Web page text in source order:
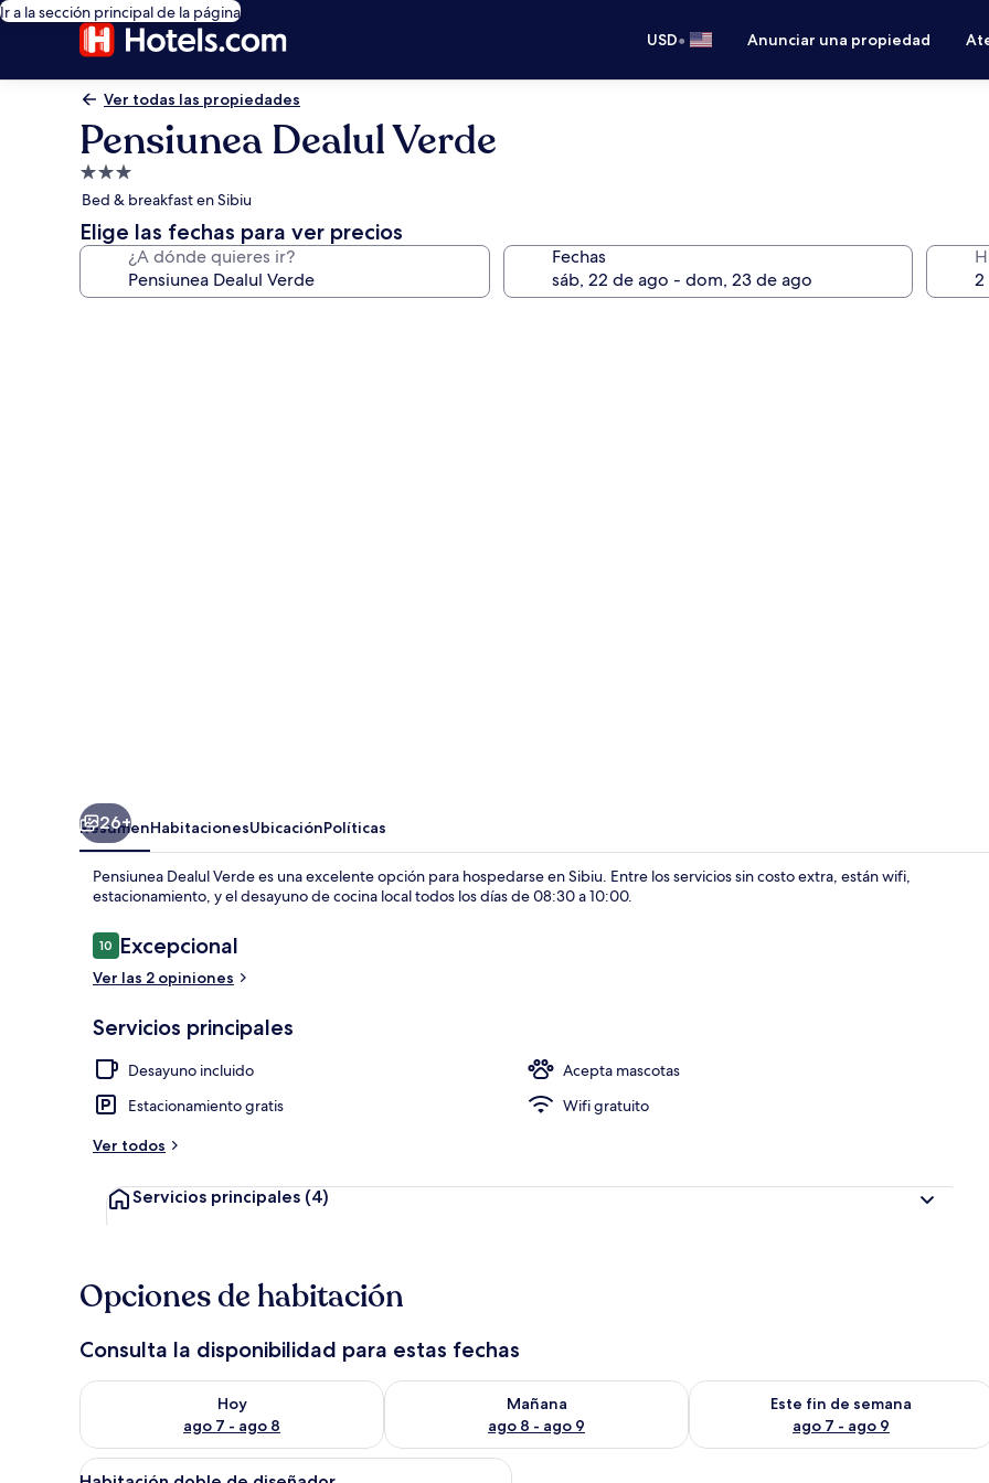
Ir a la sección principal de la página
USD• Anunciar una propiedad
Ver todas las propiedades
Pensiunea Dealul Verde
Propiedad
de
3.0
estrellas
Bed & breakfast en Sibiu
Elige las fechas para ver precios
¿A dónde quieres ir? Fechas
Vista frontal de la propiedad
Escritorio,
26+
ResumenHabitacionesUbicaciónPolíticas
Pensiunea Dealul Verde es una excelente opción para hospedarse en Sibiu. Entre los servicios sin costo extra, están wifi,
estacionamiento, y el desayuno de cocina local todos los días de 08:30 a 10:00.
Opiniones
1010 de 10,
Excepcional
Ver las 2 opiniones
Servicios principales
Desayuno incluido
Acepta mascotas
Estacionamiento gratis
Wifi gratuito
Ver todos
Servicios principales (4)
Opciones de habitación
Consulta la disponibilidad para estas fechas
Hoy
ago 7 - ago 8
Consulta la disponibilidad para hoy ago 7 - ago 8
Mañana
ago 8 - ago 9
Consulta la disponibilidad para mañana ago 8 - ago 9
Este fin de semana
ago 7 - ago 9
Consulta la disponibilidad para este
Abrir
Un dormitorio con cabecera de madera, cama con ropa de cama blanca y oscura, una lámpara de noche,
25